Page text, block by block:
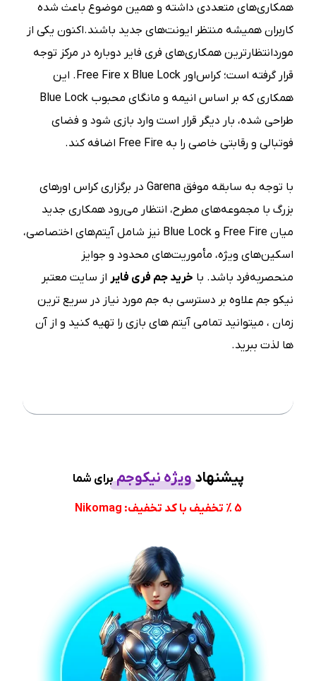
همکاری‌های متعددی داشته و همین موضوع باعث شده
کاربران همیشه منتظر ایونت‌های جدید باشند.اکنون یکی از
موردانتظارترین همکاری‌های فری فایر دوباره در مرکز توجه
قرار گرفته است؛ کراس‌اور Free Fire x Blue Lock. این
همکاری که بر اساس انیمه و مانگای محبوب Blue Lock
طراحی شده، بار دیگر قرار است وارد بازی شود و فضای
فوتبالی و رقابتی خاصی را به Free Fire اضافه کند.
با توجه به سابقه موفق Garena در برگزاری کراس اورهای
بزرگ با مجموعه‌های مطرح، انتظار می‌رود همکاری جدید
میان Free Fire و Blue Lock نیز شامل آیتم‌های اختصاصی،
اسکین‌های ویژه، مأموریت‌های محدود و جوایز
منحصر‌به‌فرد باشد. با خرید جم فری فایر از سایت معتبر
نیکو جم علاوه بر دسترسی به جم مورد نیاز در سریع ترین
زمان ، میتوانید تمامی آیتم های بازی را تهیه کنید و از آن
ها لذت ببرید.
پیشنهادویژه نیکوجمبرای شما
5 % تخفیف با کد تخفیف: Nikomag